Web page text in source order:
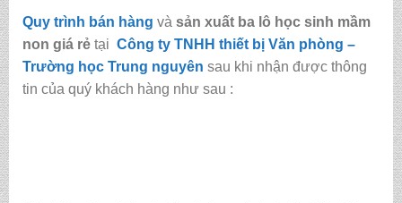
Quy trình bán hàng và sản xuất ba lô học sinh mầm
non giá rẻ tại Công ty TNHH thiết bị Văn phòng –
Trường học Trung nguyên sau khi nhận được thông
tin của quý khách hàng như sau :